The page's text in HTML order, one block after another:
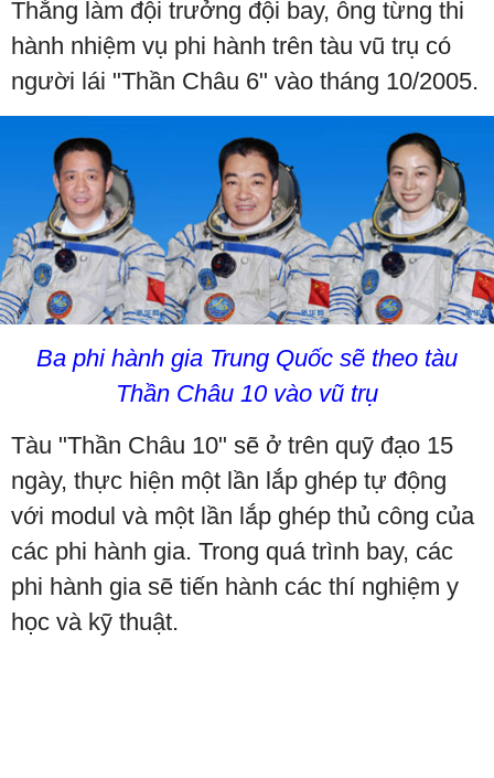
Thắng làm đội trưởng đội bay, ông từng thi
hành nhiệm vụ phi hành trên tàu vũ trụ có
người lái "Thần Châu 6" vào tháng 10/2005.
Ba phi hành gia Trung Quốc sẽ theo tàu
Thần Châu 10 vào vũ trụ
Tàu "Thần Châu 10" sẽ ở trên quỹ đạo 15
ngày, thực hiện một lần lắp ghép tự động
với modul và một lần lắp ghép thủ công của
các phi hành gia. Trong quá trình bay, các
phi hành gia sẽ tiến hành các thí nghiệm y
học và kỹ thuật.